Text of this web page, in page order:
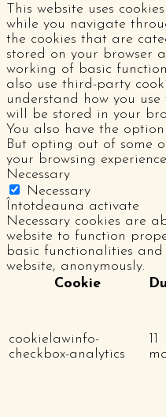
This website uses
while you navigate
the cookies that are
stored on your browser
working of basic
also use third-party
understand how you use
will be stored in your
You also have the
But opting out of some
your browsing
Necessary
Necessary
Întotdeauna activate
Necessary cookies are
website to function
basic functionalities
website, anonymously.
Cookie
cookielawinfo-
checkbox-analytics
11